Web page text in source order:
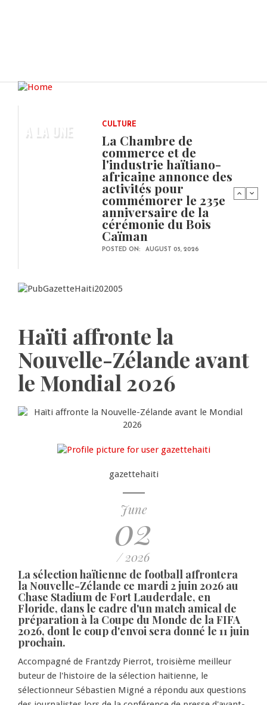
A LA UNE CULTURE
La Chambre de
commerce et de
l'industrie haïtiano-
africaine annonce des
activités pour
commémorer le 235e
anniversaire de la
cérémonie du Bois
Caïman
POSTED ON: AUGUST 05, 2026
Haïti affronte la
Nouvelle-Zélande avant
le Mondial 2026
gazettehaiti
June
02
/ 2026
La sélection haïtienne de football affrontera
la Nouvelle-Zélande ce mardi 2 juin 2026 au
Chase Stadium de Fort Lauderdale, en
Floride, dans le cadre d'un match amical de
préparation à la Coupe du Monde de la FIFA
2026, dont le coup d'envoi sera donné le 11 juin
prochain.
Accompagné de Frantzdy Pierrot, troisième meilleur
buteur de l'histoire de la sélection haïtienne, le
sélectionneur Sébastien Migné a répondu aux questions